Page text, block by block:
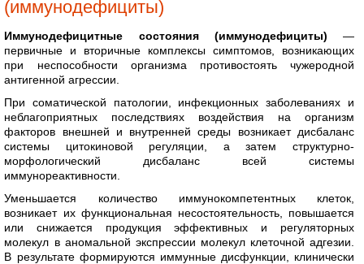
(иммунодефициты)
Иммунодефицитные состояния (иммунодефициты) —
первичные и вторичные комплексы симптомов, возникающих
при неспособности организма противостоять чужеродной
антигенной агрессии.
При соматической патологии, инфекционных заболеваниях и
неблагоприятных последствиях воздействия на организм
факторов внешней и внутренней среды возникает дисбаланс
системы цитокиновой регуляции, а затем структурно-
морфологический дисбаланс всей системы
иммунореактивности.
Уменьшается количество иммунокомпетентных клеток,
возникает их функциональная несостоятельность, повышается
или снижается продукция эффективных и регуляторных
молекул в аномальной экспрессии молекул клеточной адгезии.
В результате формируются иммунные дисфункции, клинически